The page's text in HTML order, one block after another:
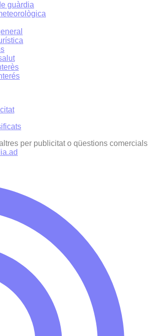
guàrdia
per publicitat o qüestions comercials